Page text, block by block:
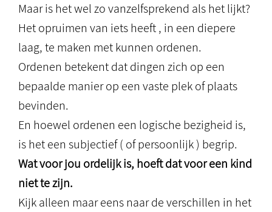
Maar is het wel zo vanzelfsprekend als het lijkt?
Het opruimen van iets heeft , in een diepere
laag, te maken met kunnen ordenen.
Ordenen betekent dat dingen zich op een
bepaalde manier op een vaste plek of plaats
bevinden.
En hoewel ordenen een logische bezigheid is,
is het een subjectief ( of persoonlijk ) begrip.
Wat voor jou ordelijk is, hoeft dat voor een kind
niet te zijn.
Kijk alleen maar eens naar de verschillen in het